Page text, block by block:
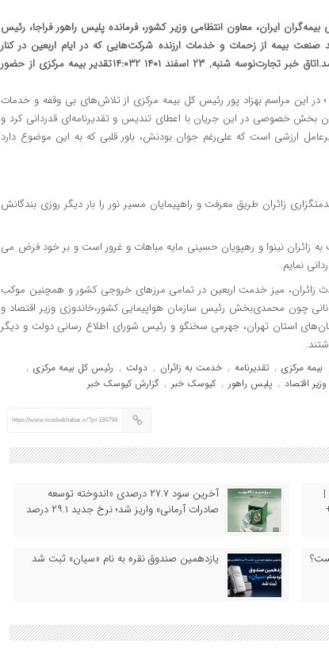
ایران، معاون انتظامی وزیر کشور، فرمانده پلیس راهور فراجا، رئیس
صنعت بیمه از زحمات و خدمات ارزنده شرکت‌هایی که در ایام اربعین در کنار
هموطنان گرامی جهت ارائه خدمت قدم برداشتند، تجلیل شد.اتاق خبر تجارت‌نوسه شنبه, ۲۳ اسفند ۱۴۰۱ ۱۴:۰۳۲تقدیر بیمه مرکزی از حضور
؛ در این مراسم بهزاد پور رئیس کل بیمه مرکزی از تلاش‌های بی وقفه و خدمات
بخش خصوصی در این جریان با اعطای تندیس و تقدیرنامه‌ای قدردانی کرد و
ارزشی است که علی‌رغم جوان بودنش، باور قلبی که به این موضوع دارد
زائران طریق معرفت و راهپیمایان مسیر نور را بار دیگر روزی بندگانش
زائران نینوا و رهپویان حسینی مایه مباهات و غرور است و بر خود فرض می
نمایم.
زائران، میز خدمت اربعین در تمامی مرزهای خروجی کشور و همچنین موکب
چون محمدی‌بخش رئیس سازمان هواپیمایی کشور،خاندوزی وزیر اقتصاد و
استان تهران، جهرمی سخنگو و رئیس شورای اطلاع رسانی دولت و دیگر
بیمه مرکزی , تقدیرنامه , خدمت به زائران , دولت , رئیس کل بیمه مرکزی ,
وزیر اقتصاد , پلیس راهور , کیوسک خبر , گزارش کیوسک خبر
https://www.kioskekhabar.ir/?p=184794
قیمت طلا و سکه امروز جمعه ۱۶ مرداد ۱۴۰۵ |
آخرین سود ۲۷.۷ درصدی «اندوخته توسعه
صادرات آرمانی» واریز شد؛ نرخ جدید ۲۹.۱ درصد
یازدهمین صندوق نقره به نام «سیان» ثبت شد